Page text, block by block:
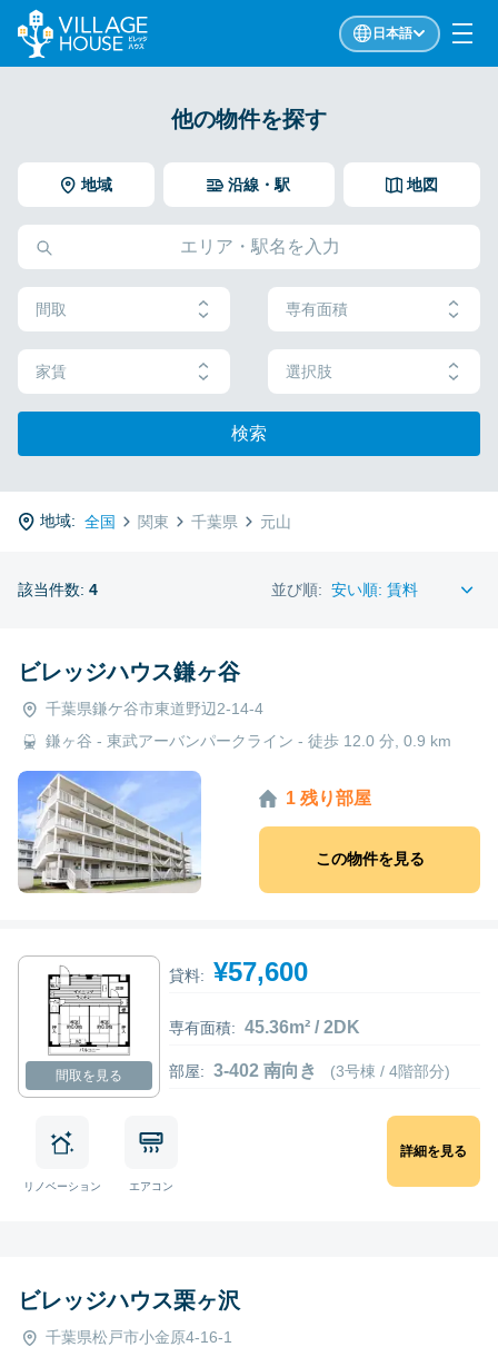
日本語
他の物件を探す
地域 地図
沿線・駅
間取 専有面積
家賃 選択肢
検索
地域: 全国 関東 千葉県 元山
該当件数: 4 並び順:
ビレッジハウス鎌ヶ谷
千葉県鎌ケ谷市東道野辺2-14-4
鎌ヶ谷 - 東武アーバンパークライン - 徒歩 12.0 分, 0.9 km
1 残り部屋
この物件を見る
間取を見る
貸料: ¥57,600
専有面積: 45.36m² / 2DK
部屋: 3-402 南向き (3号棟 / 4階部分)
リノベーション エアコン
詳細を見る
ビレッジハウス栗ヶ沢
千葉県松戸市小金原4-16-1